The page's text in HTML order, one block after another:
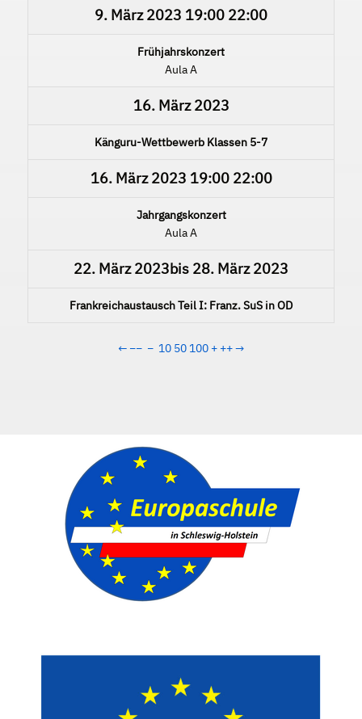
9. März 2023 19:00 22:00
Frühjahrskonzert
Aula A
16. März 2023
Känguru-Wettbewerb Klassen 5-7
16. März 2023 19:00 22:00
Jahrgangskonzert
Aula A
22. März 2023bis 28. März 2023
Frankreichaustausch Teil I: Franz. SuS in OD
← −− − 10 50 100 + ++→